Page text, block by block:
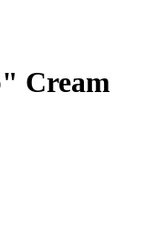
Cream